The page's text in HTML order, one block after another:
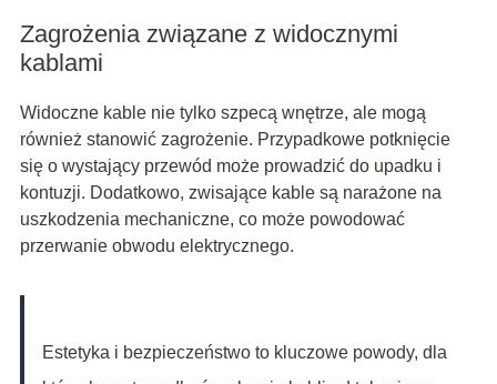
Zagrożenia związane z widocznymi
kablami
Widoczne kable nie tylko szpecą wnętrze, ale mogą
również stanowić zagrożenie. Przypadkowe potknięcie
się o wystający przewód może prowadzić do upadku i
kontuzji. Dodatkowo, zwisające kable są narażone na
uszkodzenia mechaniczne, co może powodować
przerwanie obwodu elektrycznego.
Estetyka i bezpieczeństwo to kluczowe powody, dla